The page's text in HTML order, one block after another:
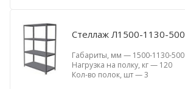
Стеллаж Л1500-1130-500
Габариты, мм — 1500-1130-500
Нагрузка на полку, кг— 120
Кол-во полок, шт—3